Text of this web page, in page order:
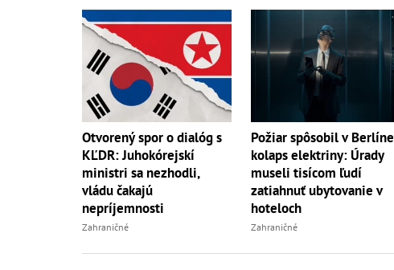
Otvorený spor o dialóg s
KĽDR: Juhokórejskí
ministri sa nezhodli,
vládu čakajú
nepríjemnosti
Zahraničné
Požiar spôsobil v Berlíne
kolaps elektriny: Úrady
museli tisícom ľudí
zatiahnuť ubytovanie v
hoteloch
Zahraničné